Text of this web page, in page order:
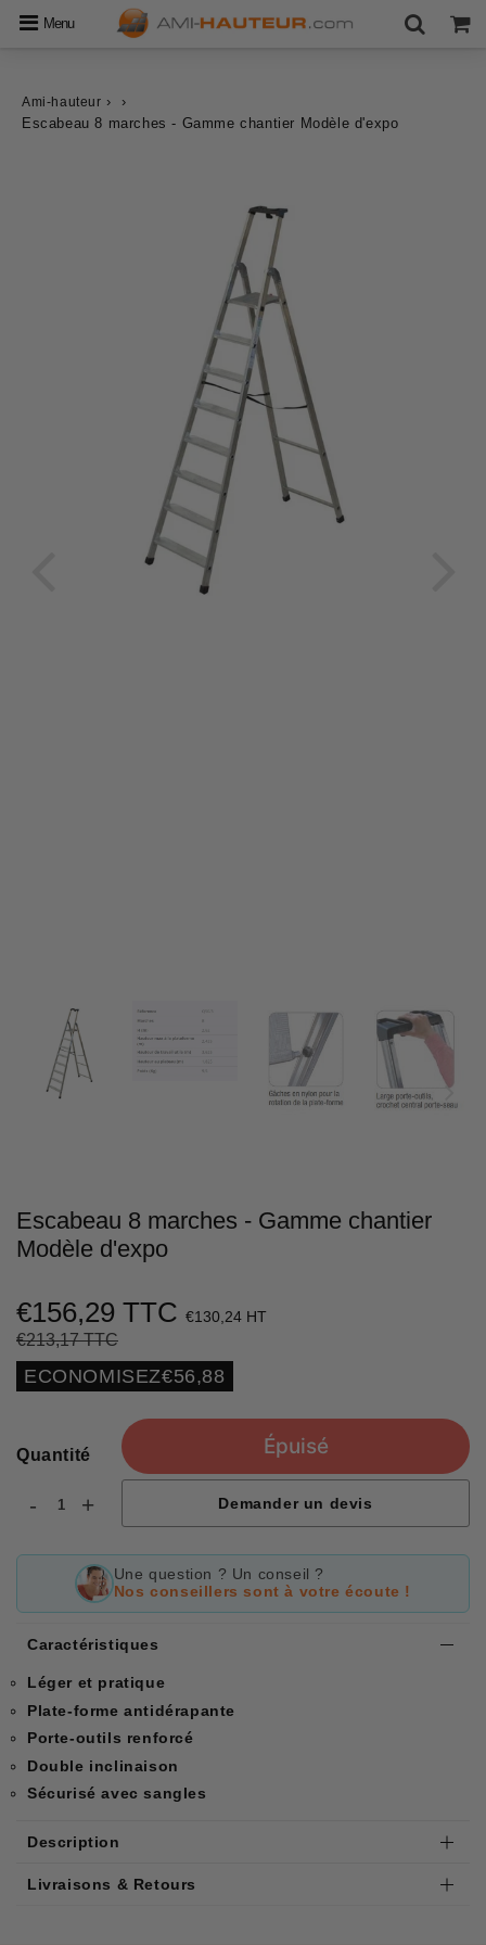
Menu
Ami-hauteur ›
›
Escabeau 8 marches - Gamme chantier Modèle d'expo
Escabeau 8 marches - Gamme chantier
Modèle d'expo
€156,29 TTC €130,24 HT
€213,17 TTC
régulier
réduit
Unit
price
ECONOMISEZ€56,88
Quantité
- +
Épuisé
Demander un devis
Une question ? Un conseil ?
Nos conseillers sont à votre écoute !
Caractéristiques
Léger et pratique
Plate-forme antidérapante
Porte-outils renforcé
Double inclinaison
Sécurisé avec sangles
Description
Livraisons & Retours